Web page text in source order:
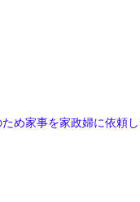
め家事を家政婦に依頼